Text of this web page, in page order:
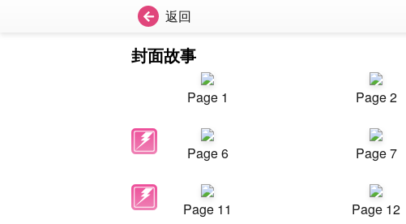
返回
封面故事
Page 1 Page 2
Page 6 Page 7
Page 11 Page 12